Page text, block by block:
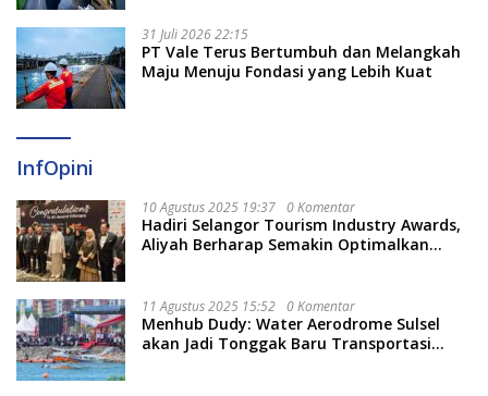
31 Juli 2026 22:15
PT Vale Terus Bertumbuh dan Melangkah
Maju Menuju Fondasi yang Lebih Kuat
InfOpini
10 Agustus 2025 19:37 0 Komentar
Hadiri Selangor Tourism Industry Awards,
Aliyah Berharap Semakin Optimalkan
11 Agustus 2025 15:52 0 Komentar
Menhub Dudy: Water Aerodrome Sulsel
akan Jadi Tonggak Baru Transportasi